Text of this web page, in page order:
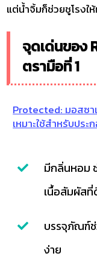
แต่น้ำจิ้มก็ช่วยชูโรงใ
จุดเด่นของ
ตรามือที่ 1
Protected: มอสซา
เหมาะใช้สำหรับประ
มีกลิ่นหอม
เนื้อสัมผัสที่
บรรจุภัณฑ์ช่
ง่าย